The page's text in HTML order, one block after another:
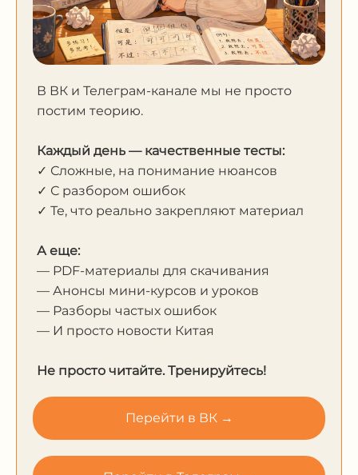
В ВК и Телеграм-канале мы не просто
постим теорию.
Каждый день — качественные тесты:
✓ Сложные, на понимание нюансов
✓ С разбором ошибок
✓ Те, что реально закрепляют материал
А еще:
— PDF-материалы для скачивания
— Анонсы мини-курсов и уроков
— Разборы частых ошибок
— И просто новости Китая
Не просто читайте. Тренируйтесь!
Перейти в ВК →